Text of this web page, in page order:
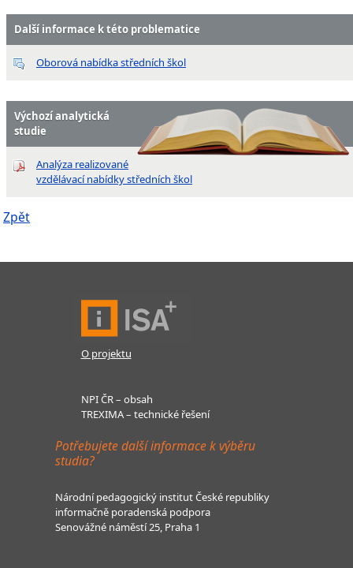
Další informace k této problematice
Oborová nabídka středních škol
Výchozí analytická
studie
Analýza realizované
vzdělávací nabídky středních škol
Zpět
O projektu
NPI ČR – obsah
TREXIMA – technické řešení
Potřebujete další informace k výběru
studia?
Národní pedagogický institut České republiky
informačně poradenská podpora
Senovážné náměstí 25, Praha 1